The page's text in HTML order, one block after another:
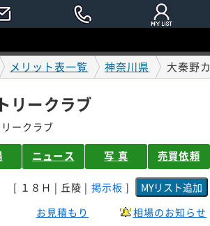
メリット表一覧 神奈川県 大秦野
リークラブ
ークラブ
ニュース 写 真 売買依頼
[ １８Ｈ | 丘陵 | 掲示板 ]
お見積もり
相場のお知らせ